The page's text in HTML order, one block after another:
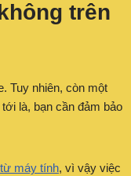
trên
Tuy nhiên, còn một
là, bạn cần đảm bảo
máy tính, vì vậy việc